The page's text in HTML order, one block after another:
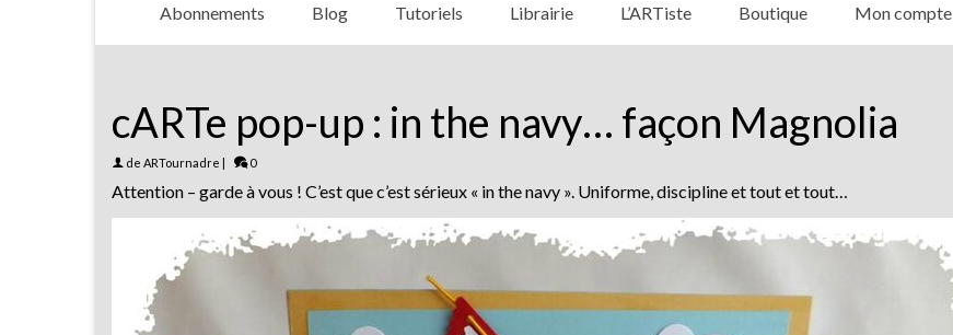
Abonnements Blog Tutoriels Librairie L’ARTiste Boutique Mon compte
cARTe pop-up : in the navy… façon Magnolia
de ARTournadre | 0
Attention – garde à vous ! C’est que c’est sérieux « in the navy ». Uniforme, discipline et tout et tout…